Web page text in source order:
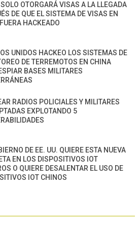
OTORGARÁ VISAS A LA LLEGADA
DE QUE EL SISTEMA DE VISAS EN
HACKEADO
UNIDOS HACKEO LOS SISTEMAS DE
DE TERREMOTOS EN CHINA
BASES MILITARES
RADIOS POLICIALES Y MILITARES
EXPLOTANDO 5
DE EE. UU. QUIERE ESTA NUEVA
EN LOS DISPOSITIVOS IOT
O QUIERE DESALENTAR EL USO DE
IOT CHINOS